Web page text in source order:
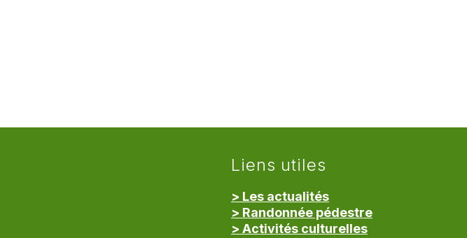
Liens utiles
> Les actualités
> Randonnée pédestre
> Activités culturelles